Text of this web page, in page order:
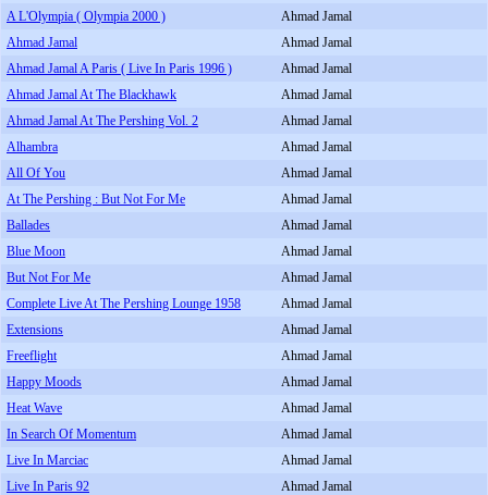
A L'Olympia ( Olympia 2000 )
Ahmad Jamal
Ahmad Jamal
Ahmad Jamal
Ahmad Jamal A Paris ( Live In Paris 1996 )
Ahmad Jamal
Ahmad Jamal At The Blackhawk
Ahmad Jamal
Ahmad Jamal At The Pershing Vol. 2
Ahmad Jamal
Alhambra
Ahmad Jamal
All Of You
Ahmad Jamal
At The Pershing : But Not For Me
Ahmad Jamal
Ballades
Ahmad Jamal
Blue Moon
Ahmad Jamal
But Not For Me
Ahmad Jamal
Complete Live At The Pershing Lounge 1958
Ahmad Jamal
Extensions
Ahmad Jamal
Freeflight
Ahmad Jamal
Happy Moods
Ahmad Jamal
Heat Wave
Ahmad Jamal
In Search Of Momentum
Ahmad Jamal
Live In Marciac
Ahmad Jamal
Live In Paris 92
Ahmad Jamal